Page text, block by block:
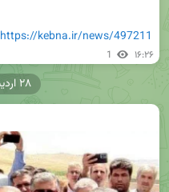
https://kebna.ir/news/497211
1 ۱۶:۲۶
۲۸ اردیبهشت ۱۴۰۴